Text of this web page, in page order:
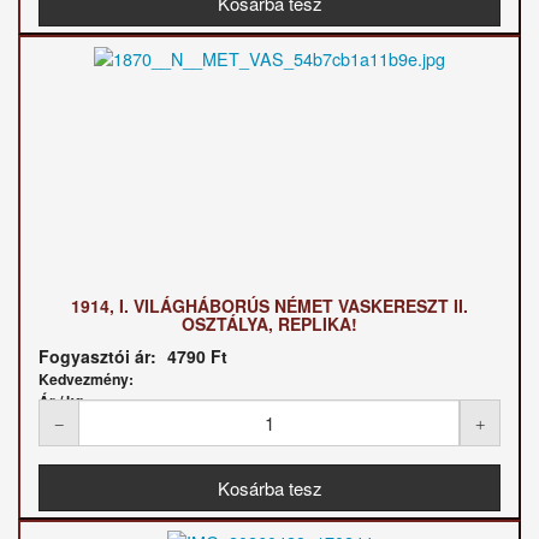
1914, I. VILÁGHÁBORÚS NÉMET VASKERESZT II.
OSZTÁLYA, REPLIKA!
Fogyasztói ár: 4790 Ft
Kedvezmény:
Ár / kg: